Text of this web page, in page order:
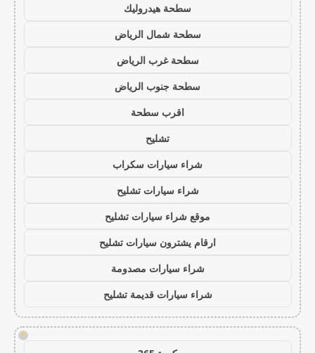
سطحة هيدروليك
سطحة شمال الرياض
سطحة غرب الرياض
سطحة جنوب الرياض
اقرب سطحة
تشليح
شراء سيارات سكراب
شراء سيارات تشليح
موقع شراء سيارات تشليح
ارقام يشترون سيارات تشليح
شراء سيارات مصدومة
شراء سيارات قديمة تشليح
!